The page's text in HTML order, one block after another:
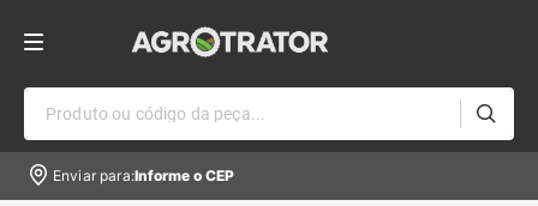
Produto ou código da peça...
Enviar para:Informe o CEP